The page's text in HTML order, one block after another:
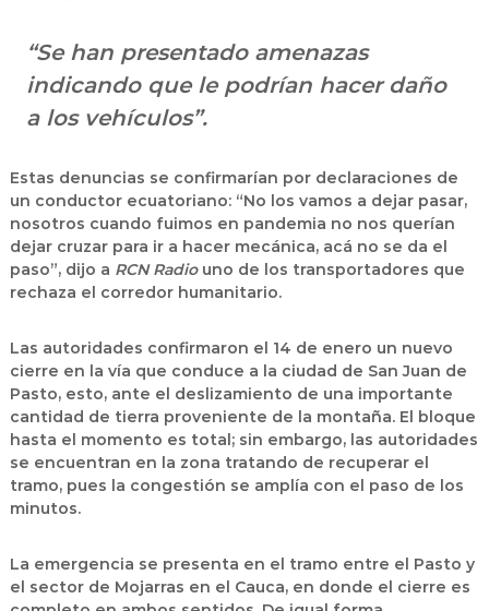
“Se han presentado amenazas
indicando que le podrían hacer daño
a los vehículos”.
Estas denuncias se confirmarían por declaraciones de
un conductor ecuatoriano: “No los vamos a dejar pasar,
nosotros cuando fuimos en pandemia no nos querían
dejar cruzar para ir a hacer mecánica, acá no se da el
paso”, dijo a RCN Radio uno de los transportadores que
rechaza el corredor humanitario.
Las autoridades confirmaron el 14 de enero un nuevo
cierre en la vía que conduce a la ciudad de San Juan de
Pasto, esto, ante el deslizamiento de una importante
cantidad de tierra proveniente de la montaña. El bloque
hasta el momento es total; sin embargo, las autoridades
se encuentran en la zona tratando de recuperar el
tramo, pues la congestión se amplía con el paso de los
minutos.
La emergencia se presenta en el tramo entre el Pasto y
el sector de Mojarras en el Cauca, en donde el cierre es